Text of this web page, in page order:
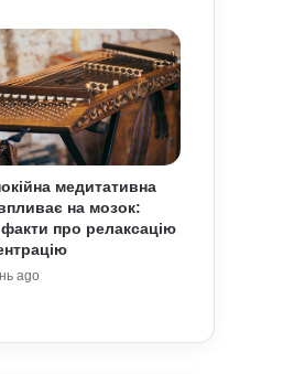
на вихідні, 1–2 серпня
місяця принесе
обирають Німеччину
та недоліки
може стати послом
хто він та чим відомий
з посади
медитативна
на мозок:
факти про релаксацію
ago